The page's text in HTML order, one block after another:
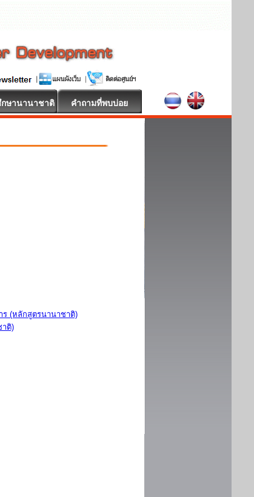
ษานานาชาติ คำถามที่พบบ่อย
ร (หลักสูตรนานาชาติ)
าติ)